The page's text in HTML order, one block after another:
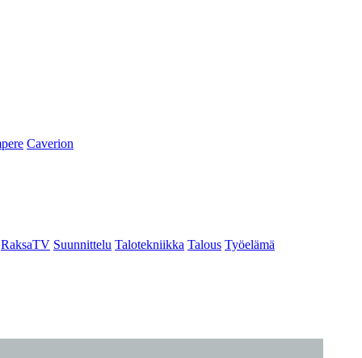
Caverion
RaksaTV Suunnittelu Talotekniikka Talous Työelämä